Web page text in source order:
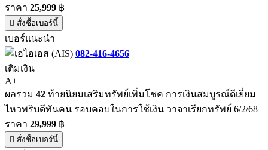
ราคา 25,999 ฿
สั่งซื้อเบอร์นี้
เบอร์แนะนำ
082-416-4656
เติมเงิน
A+
ผลรวม 42 ท้ายนิยมเสริมทรัพย์เพิ่มโชค การเงินสมบูรณ์ดีเยี่ยม
ไหวพริบดีทันคน รอบคอบในการใช้เงิน วาจาเรียกทรัพย์ 6/2/68
ราคา 29,999 ฿
สั่งซื้อเบอร์นี้